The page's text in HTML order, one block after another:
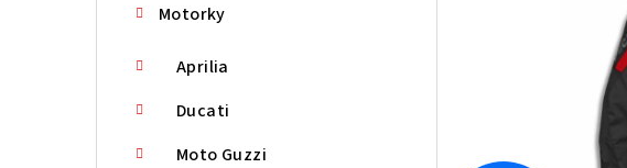
Motorky
Aprilia
Ducati
Moto Guzzi